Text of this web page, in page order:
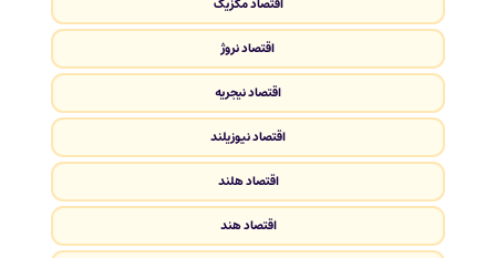
اقتصاد نروژ
اقتصاد نیجریه
اقتصاد نیوزیلند
اقتصاد هلند
اقتصاد هند